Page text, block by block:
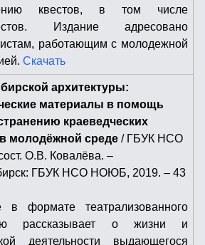
квестов, в том числе
Издание адресовано
работающим с молодежной
Скачать
архитектуры:
материалы в помощь
краеведческих
молодёжной среде/ ГБУК НСО
О.В. Ковалёва. –
ГБУК НСО НОЮБ, 2019. – 43
в формате театрализованного
рассказывает о жизни и
деятельности выдающегося